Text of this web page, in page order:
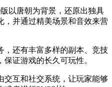
以唐朝为背景，还原出独具
，并通过精美场景和音效来营
，还有丰富多样的副本、竞技
证游戏的长久可玩性。
交互和社交系统，让玩家能够